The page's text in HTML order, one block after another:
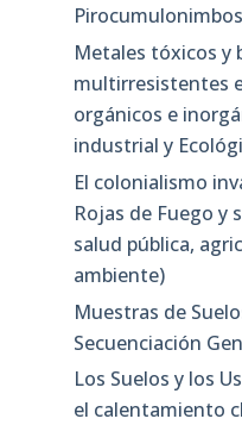
Pirocumulonimbos
Metales tóxicos y
multirresistentes
orgánicos e
industrial y
El colonialismo
Rojas de Fuego y
salud pública,
ambiente)
Muestras de
Secuenciación
Los Suelos y los
el calentamiento